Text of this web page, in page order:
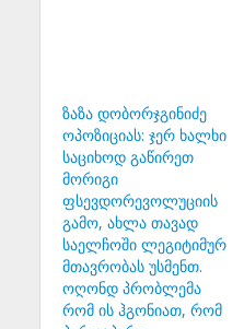
ზაზა დობორჯგინიძე
ოპოზიციას: ჯერ ხალხი
საციხოდ გაწირეთ
მორიგი
ფსევდორევოლუციის
გამო, ახლა თავად
საელჩოში ლეგიტიმურ
მთავრობას უსმენთ.
ოღონდ პრობლემა
რომ ის ჰგონიათ, რომ